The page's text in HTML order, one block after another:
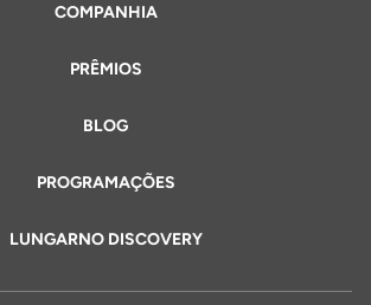
COMPANHIA
PRÊMIOS
BLOG
PROGRAMAÇÕES
LUNGARNO DISCOVERY